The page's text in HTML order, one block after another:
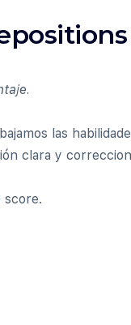
las
clara y
score.